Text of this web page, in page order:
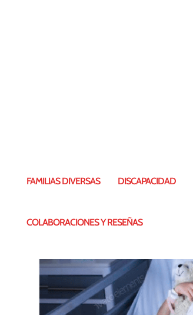
FAMILIAS DIVERSAS DISCAPACIDAD
COLABORACIONES Y RESEÑAS